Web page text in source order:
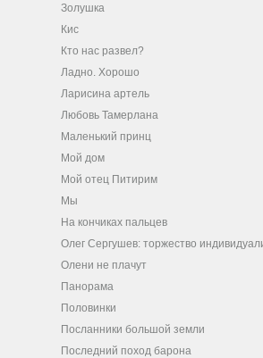
Золушка
Кис
Кто нас развел?
Ладно. Хорошо
Ларисина артель
Любовь Тамерлана
Маленький принц
Мой дом
Мой отец Питирим
Мы
На кончиках пальцев
Олег Сергушев: торжество
Олени не плачут
Панорама
Половинки
Посланники большой земли
Последний поход барона